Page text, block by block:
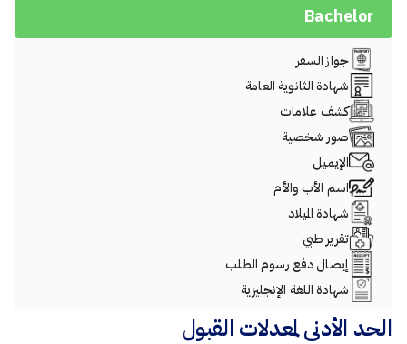
Bachelor
جواز السفر
شهادة الثانوية العامة
كشف علامات
صور شخصية
الإيميل
اسم الأب والأم
شهادة الميلاد
تقرير طبي
إيصال دفع رسوم الطلب
شهادة اللغة الإنجليزية
الحد الأدنى لمعدلات القبول